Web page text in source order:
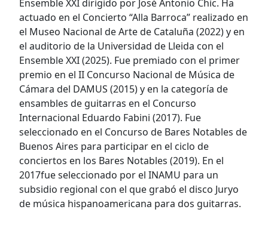
Ensemble XXI dirigido por José Antonio Chic. Ha
actuado en el Concierto “Alla Barroca” realizado en
el Museo Nacional de Arte de Cataluña (2022) y en
el auditorio de la Universidad de Lleida con el
Ensemble XXI (2025). Fue premiado con el primer
premio en el II Concurso Nacional de Música de
Cámara del DAMUS (2015) y en la categoría de
ensambles de guitarras en el Concurso
Internacional Eduardo Fabini (2017). Fue
seleccionado en el Concurso de Bares Notables de
Buenos Aires para participar en el ciclo de
conciertos en los Bares Notables (2019). En el
2017fue seleccionado por el INAMU para un
subsidio regional con el que grabó el disco Juryo
de música hispanoamericana para dos guitarras.